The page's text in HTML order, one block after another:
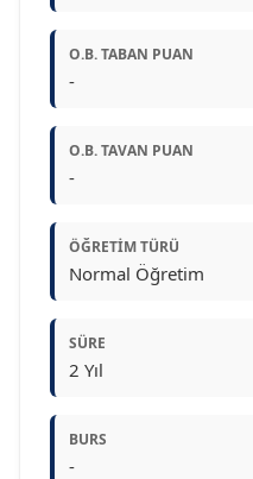
O.B. TABAN PUAN
-
O.B. TAVAN PUAN
-
ÖĞRETIM TÜRÜ
Normal Öğretim
SÜRE
2 Yıl
BURS
-